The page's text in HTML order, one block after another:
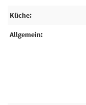
Küche
Allgemein